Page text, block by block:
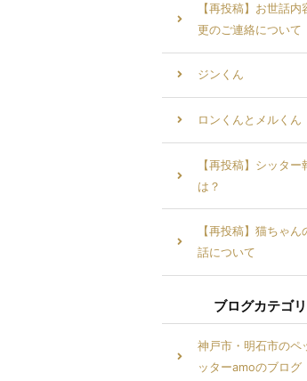
【再投稿】お世話内
更のご連絡について
ジンくん
ロンくんとメルくん
【再投稿】シッター
は？
【再投稿】猫ちゃん
話について
ブログカテゴリ
神戸市・明石市のペ
ッターamoのブログ